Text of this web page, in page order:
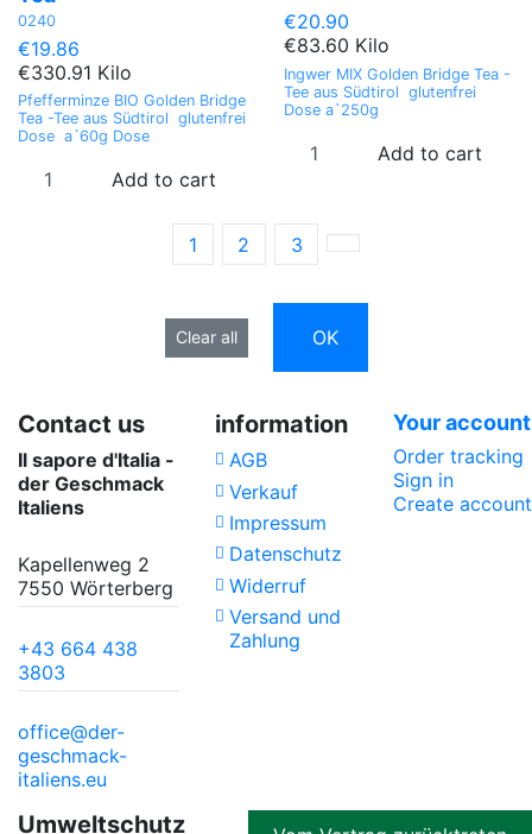
0240
€19.86
€330.91 Kilo
Pfefferminze BIO Golden Bridge
Tea -Tee aus Südtirol glutenfrei
Dose a´60g Dose
Add to cart
€20.90
€83.60 Kilo
Ingwer MIX Golden Bridge Tea -
Tee aus Südtirol glutenfrei
Dose a`250g
Add to cart
1 2 3
Clear all OK
Contact us
Il sapore d'Italia -
der Geschmack
Italiens
Kapellenweg 2
7550 Wörterberg
+43 664 438
3803
office@der-
geschmack-
italiens.eu
information
AGB
Verkauf
Impressum
Datenschutz
Widerruf
Versand und
Zahlung
Your account
Order tracking
Sign in
Create account
Umweltschutz